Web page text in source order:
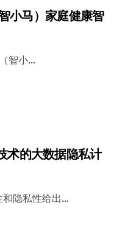
小马）家庭健康智
智小…
术的大数据隐私计
和隐私性给出…